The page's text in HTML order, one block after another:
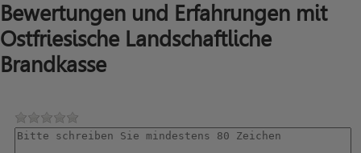
Bewertungen und Erfahrungen mit
Ostfriesische Landschaftliche
Brandkasse